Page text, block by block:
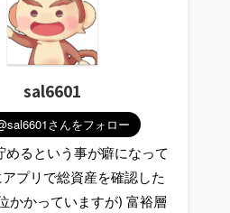
sal6601
めるという事が癖になって
プリで総資産を確認した
かかっていますが) 富裕層